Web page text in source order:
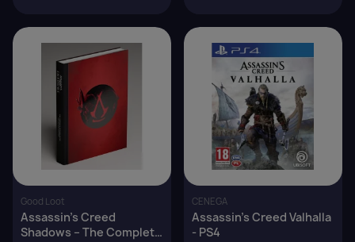
Good Loot
Assassin's Creed
Shadows – The Complete
CENEGA
Assassin's Creed Valhalla
- PS4